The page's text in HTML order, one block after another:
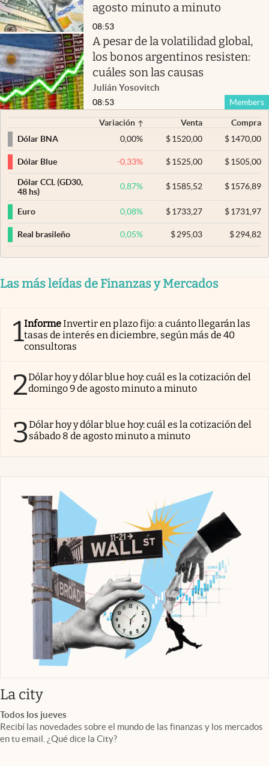
agosto minuto a minuto
08:53
A pesar de la volatilidad global,
los bonos argentinos resisten:
cuáles son las causas
Julián Yosovitch
Members
08:53
Variación Venta
Compra
Dólar BNA
0,00% $ 1520,00 $1470,00
Dólar Blue -0,33% $ 1525,00 $1505,00
Dólar CCL (GD30,
48 hs)
0,87% $ 1585,52 $1576,89
Euro 0,08% $ 1733,27 $1731,97
Real brasileño 0,05% $ 295,03 $294,82
Las más leídas de Finanzas y Mercados
1InformeInvertir en plazo fijo: a cuánto llegarán las
tasas de interés en diciembre, según más de 40
consultoras
2Dólar hoy y dólar blue hoy: cuál es la cotización del
domingo 9 de agosto minuto a minuto
3Dólar hoy y dólar blue hoy: cuál es la cotización del
sábado 8 de agosto minuto a minuto
La cityabre en nueva pestaña
Todos los jueves
Recibí las novedades sobre el mundo de las finanzas y los mercados
en tu email. ¿Qué dice la City?